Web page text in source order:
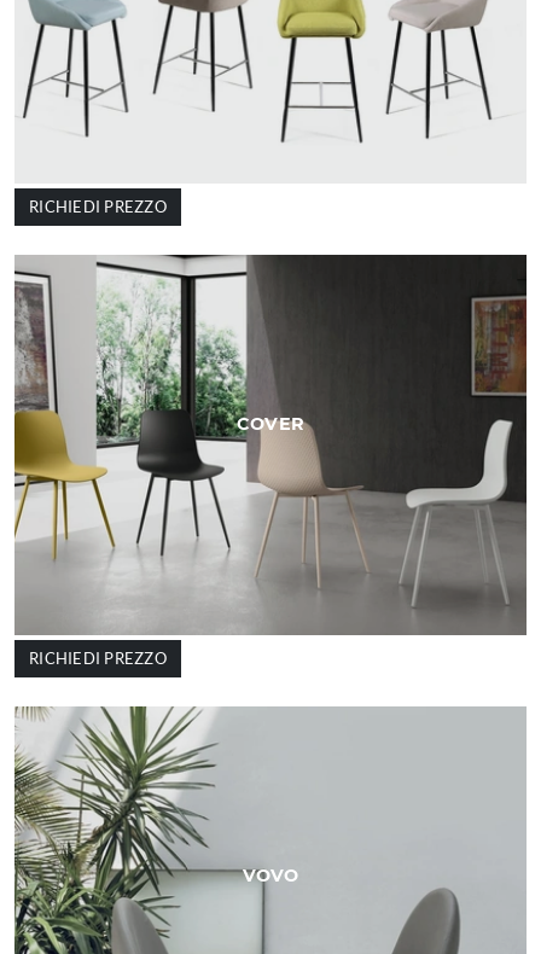
RICHIEDI PREZZO
COVER
RICHIEDI PREZZO
VOVO